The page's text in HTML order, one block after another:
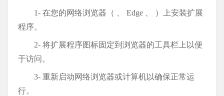
1- 在您的网络浏览器（ 、 Edge 、 ）上安装扩展
程序。
2- 将扩展程序图标固定到浏览器的工具栏上以便
于访问。
3- 重新启动网络浏览器或计算机以确保正常运
行。